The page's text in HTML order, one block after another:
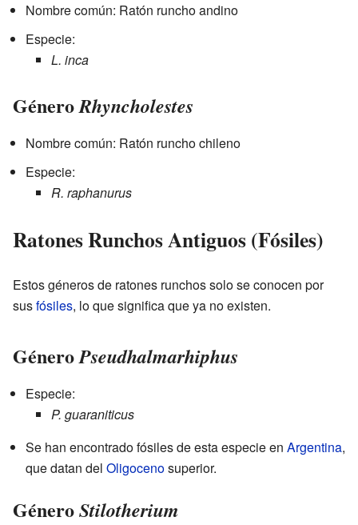
Nombre común: Ratón runcho andino
Especie:
L. inca
GéneroRhyncholestes
Nombre común: Ratón runcho chileno
Especie:
R. raphanurus
Ratones Runchos Antiguos (Fósiles)
Estos géneros de ratones runchos solo se conocen por
susfósiles, lo que significa que ya no existen.
GéneroPseudhalmarhiphus
Especie:
P. guaraniticus
Se han encontrado fósiles de esta especie en Argentina,
que datan del Oligocenosuperior.
GéneroStilotherium